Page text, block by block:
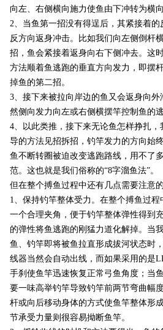
向左、右侧横向施力使鱼由下冲转为横向
2、当鱼第一招没有得逞后，其紧接着
反方向返身冲击。比如我们向左侧倒杆
招，鱼会紧接着返身向右下侧冲去。这
方法顺着鱼逃跑的垂直方向发力，即摆
掉鱼的第二招。
3、接下来被拉向岸边的鱼又会返身向
然侧向发力向左或右侧横摆竿控制鱼的逃
4、以此类推，接下来无论鱼怎样挣扎，
导的方法见招拆招，钓竿发力的方向始
鱼不断转圈被迫改变逃跑路线，用不了
范。这也就是我们俗称的“8字溜鱼法”。
但在整个搏鱼过程中还有几点需要注意的
1、保持钓竿整体受力。在整个搏鱼过
一个合理夹角，便于钓竿整体弹性得到
的弹性将鱼逃跑的刚猛力道化解掉。当
鱼、钓竿即将被鱼拉直形成拔河状态时
线器当然会自动出线，而如果采用的是
手刹使鱼竿迅速恢复正常弓鱼角度；当
要一味高举钓竿导致钓竿前两节弯曲幅
杆或向后移动身体的方式使鱼竿整体形
节承受力量则很容易拗断鱼竿。